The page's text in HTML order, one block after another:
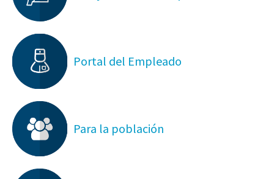
Portal del Empleado
Para la población